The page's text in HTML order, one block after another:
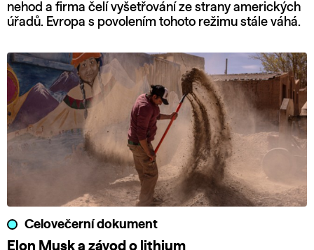
nehod a firma čelí vyšetřování ze strany amerických
úřadů. Evropa s povolením tohoto režimu stále váhá.
Celovečerní dokument
Elon Musk a závod o lithium